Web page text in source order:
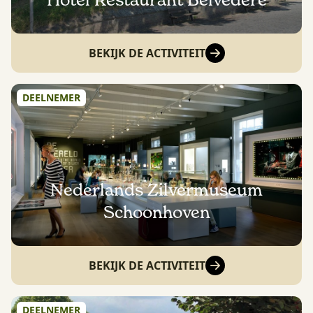
BEKIJK DE ACTIVITEIT
DEELNEMER
Nederlands Zilvermuseum
Schoonhoven
BEKIJK DE ACTIVITEIT
DEELNEMER